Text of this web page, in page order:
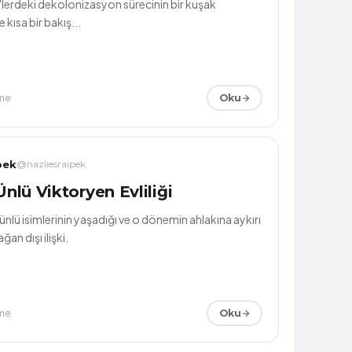
dekolonizasyon sürecinin bir kuşak
bir bakış...
Oku
@nazliesraipek
Ünlü Viktoryen Evliliği
isimlerinin yaşadığı ve o dönemin ahlakına aykırı
dışı ilişki.
Oku